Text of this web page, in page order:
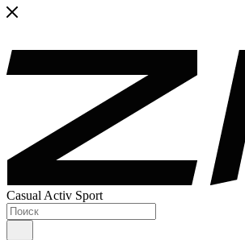
Casual Activ Sport